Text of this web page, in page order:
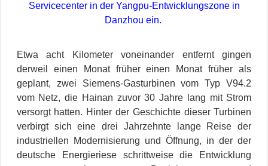
Servicecenter in der Yangpu-Entwicklungszone in
Danzhou ein.
Etwa acht Kilometer voneinander entfernt gingen
derweil einen Monat früher einen Monat früher als
geplant, zwei Siemens-Gasturbinen vom Typ V94.2
vom Netz, die Hainan zuvor 30 Jahre lang mit Strom
versorgt hatten. Hinter der Geschichte dieser Turbinen
verbirgt sich eine drei Jahrzehnte lange Reise der
industriellen Modernisierung und Öffnung, in der der
deutsche Energieriese schrittweise die Entwicklung